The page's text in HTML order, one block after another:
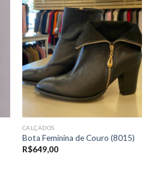
CALÇADOS
Bota Feminina de Couro (8015)
R$649,00